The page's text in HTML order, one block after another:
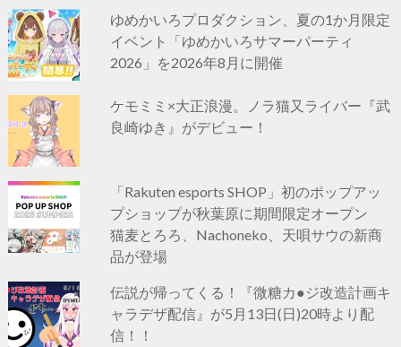
ゆめかいろプロダクション、夏の1か月限定
イベント「ゆめかいろサマーパーティ
2026」を2026年8月に開催
ケモミミ×大正浪漫。ノラ猫又ライバー『武
良崎ゆき』がデビュー！
「Rakuten esports SHOP」初のポップアッ
プショップが秋葉原に期間限定オープン
猫麦とろろ、Nachoneko、天唄サウの新商
品が登場
伝説が帰ってくる！『微糖カ●ジ改造計画キ
ャラデザ配信』が5月13日(日)20時より配
信！！